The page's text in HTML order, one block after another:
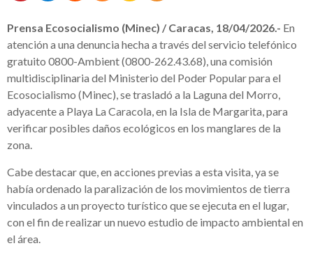
Prensa Ecosocialismo (Minec) / Caracas, 18/04/2026.- En
atención a una denuncia hecha a través del servicio telefónico
gratuito 0800-Ambient (0800-262.43.68), una comisión
multidisciplinaria del Ministerio del Poder Popular para el
Ecosocialismo (Minec), se trasladó a la Laguna del Morro,
adyacente a Playa La Caracola, en la Isla de Margarita, para
verificar posibles daños ecológicos en los manglares de la
zona.
Cabe destacar que, en acciones previas a esta visita, ya se
había ordenado la paralización de los movimientos de tierra
vinculados a un proyecto turístico que se ejecuta en el lugar,
con el fin de realizar un nuevo estudio de impacto ambiental en
el área.